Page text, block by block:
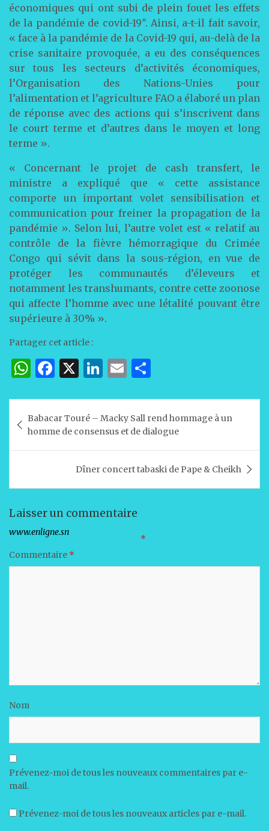
économiques qui ont subi de plein fouet les effets
de la pandémie de covid-19″. Ainsi, a-t-il fait savoir,
« face à la pandémie de la Covid-19 qui, au-delà de la
crise sanitaire provoquée, a eu des conséquences
sur tous les secteurs d’activités économiques,
l’Organisation des Nations-Unies pour
l’alimentation et l’agriculture FAO a élaboré un plan
de réponse avec des actions qui s’inscrivent dans
le court terme et d’autres dans le moyen et long
terme ».
« Concernant le projet de cash transfert, le
ministre a expliqué que « cette assistance
comporte un important volet sensibilisation et
communication pour freiner la propagation de la
pandémie ». Selon lui, l’autre volet est « relatif au
contrôle de la fièvre hémorragique du Crimée
Congo qui sévit dans la sous-région, en vue de
protéger les communautés d’éleveurs et
notamment les transhumants, contre cette zoonose
qui affecte l’homme avec une létalité pouvant être
supérieure à 30% ».
Partager cet article :
W
at
s
A
p
F
c
e
b
o
X
Li
k
e
dI
n
E
ai
l
ta
g
er
de
l’article
Babacar Touré – Macky Sall rend hommage à un
homme de consensus et de dialogue
Dîner concert tabaski de Pape & Cheikh
Laisser un commentaire
Votre adresse e-mail ne sera pas publiée.
Les champs obligatoires sont indiqués avec *
Commentaire *
Nom
Prévenez-moi de tous les nouveaux commentaires par e-
mail.
Prévenez-moi de tous les nouveaux articles par e-mail.